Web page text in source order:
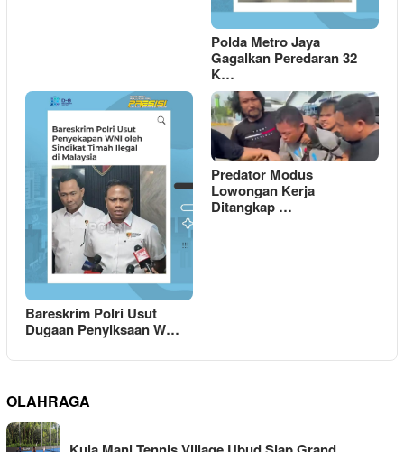
Polda Metro Jaya
Gagalkan Peredaran 32
K…
Bareskrim Polri Usut
Dugaan Penyiksaan W…
Predator Modus
Lowongan Kerja
Ditangkap …
OLAHRAGA